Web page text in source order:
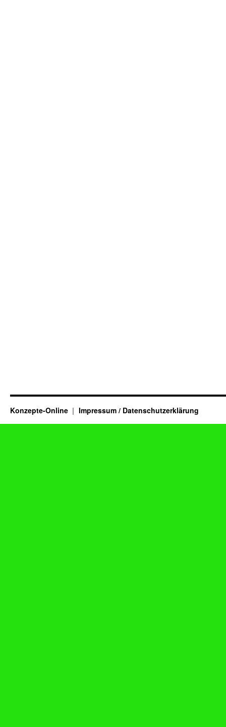
Konzepte-Online Impressum / Datenschutzerklärung